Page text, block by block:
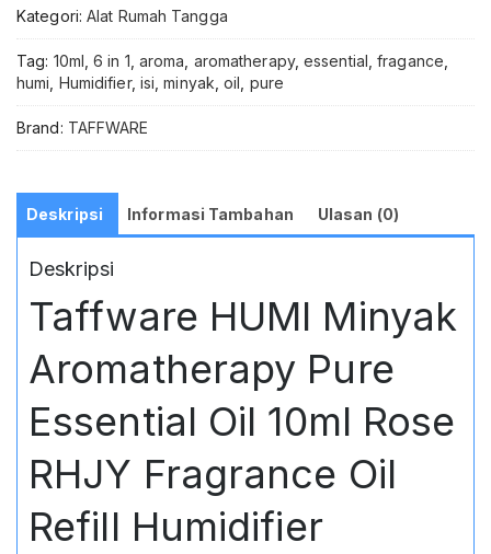
10ml
RHJY
Fragrance
Refill
Terapi
Ruangan
Esensial
Relaksasi
Spa
Yoga
Kategori: Alat Rumah Tangga
Tag: 10ml ,6 in 1 aroma aromatherapy,essential ,fragance
humi Humidifier, isi ,minyak ,oil pure
Brand: TAFFWARE
Deskripsi Informasi Tambahan Ulasan (0)
Deskripsi
Taffware HUMI Minyak
Aromatherapy Pure
Essential Oil 10ml Rose
RHJY Fragrance Oil
Refill Humidifier